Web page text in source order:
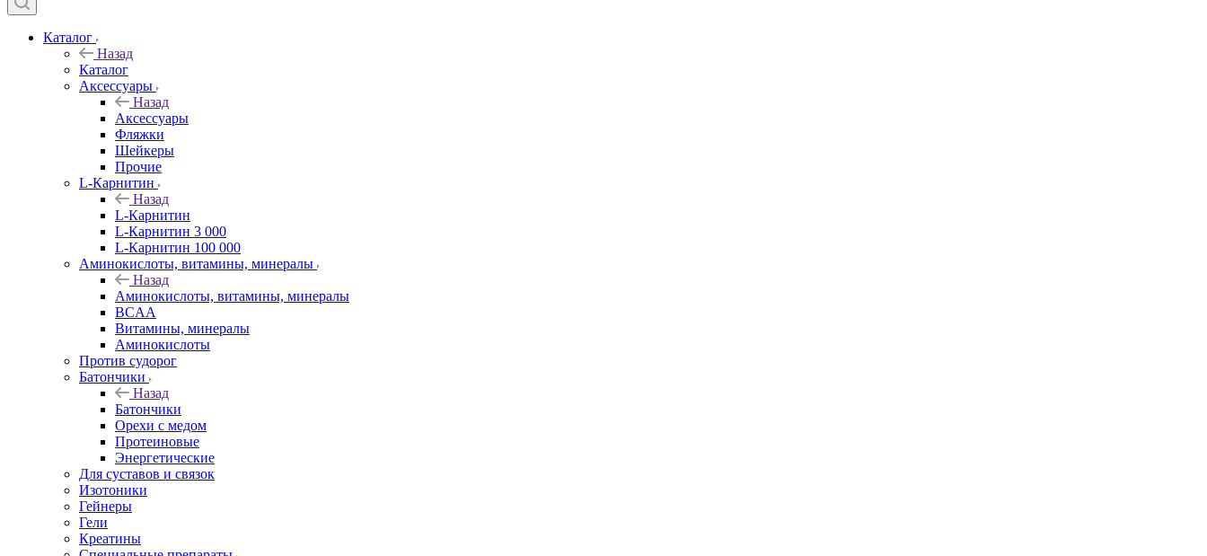
Каталог
Назад
Каталог
Аксессуары
Назад
Аксессуары
Фляжки
Шейкеры
Прочие
L-Карнитин
Назад
L-Карнитин
L-Карнитин 3 000
L-Карнитин 100 000
Аминокислоты, витамины, минералы
Назад
Аминокислоты, витамины, минералы
BCAA
Витамины, минералы
Аминокислоты
Против судорог
Батончики
Назад
Батончики
Орехи с медом
Протеиновые
Энергетические
Для суставов и связок
Изотоники
Гейнеры
Гели
Креатины